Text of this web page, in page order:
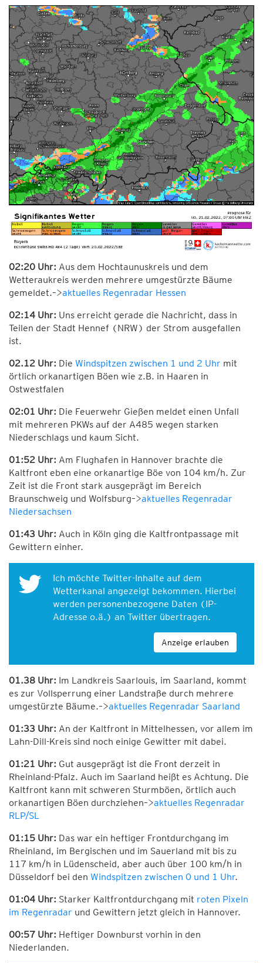
02:20 Uhr: Aus dem Hochtaunuskreis und dem
Wetteraukreis werden mehrere umgestürzte Bäume
gemeldet.–>aktuelles Regenradar Hessen
02:14 Uhr: Uns erreicht gerade die Nachricht, dass in
Teilen der Stadt Hennef (NRW) der Strom ausgefallen
ist.
02.12 Uhr: Die Windspitzen zwischen 1 und 2 Uhr mit
örtlich orkanartigen Böen wie z.B. in Haaren in
Ostwestfalen
02:01 Uhr: Die Feuerwehr Gießen meldet einen Unfall
mit mehreren PKWs auf der A485 wegen starken
Niederschlags und kaum Sicht.
01:52 Uhr: Am Flughafen in Hannover brachte die
Kaltfront eben eine orkanartige Böe von 104 km/h. Zur
Zeit ist die Front stark ausgeprägt im Bereich
Braunschweig und Wolfsburg–>aktuelles Regenradar
Niedersachsen
01:43 Uhr: Auch in Köln ging die Kaltfrontpassage mit
Gewittern einher.
Ich möchte Twitter-Inhalte auf dem
Wetterkanal angezeigt bekommen. Hierbei
werden personenbezogene Daten (IP-
Adresse o.ä.) an Twitter übertragen.
Anzeige erlauben
01.38 Uhr: Im Landkreis Saarlouis, im Saarland, kommt
es zur Vollsperrung einer Landstraße durch mehrere
umgestürzte Bäume.–>aktuelles Regenradar Saarland
01:33 Uhr: An der Kaltfront in Mittelhessen, vor allem im
Lahn-Dill-Kreis sind noch einige Gewitter mit dabei.
01:21 Uhr: Gut ausgeprägt ist die Front derzeit in
Rheinland-Pfalz. Auch im Saarland heißt es Achtung. Die
Kaltfront kann mit schweren Sturmböen, örtlich auch
orkanartigen Böen durchziehen–>aktuelles Regenradar
RLP/SL
01:15 Uhr: Das war ein heftiger Frontdurchgang im
Rheinland, im Bergischen und im Sauerland mit bis zu
117 km/h in Lüdenscheid, aber auch über 100 km/h in
Düsseldorf bei den Windspitzen zwischen 0 und 1 Uhr.
01:04 Uhr: Starker Kaltfrontdurchgang mit roten Pixeln
im Regenradar und Gewittern jetzt gleich in Hannover.
00:57 Uhr: Heftiger Downburst vorhin in den
Niederlanden.